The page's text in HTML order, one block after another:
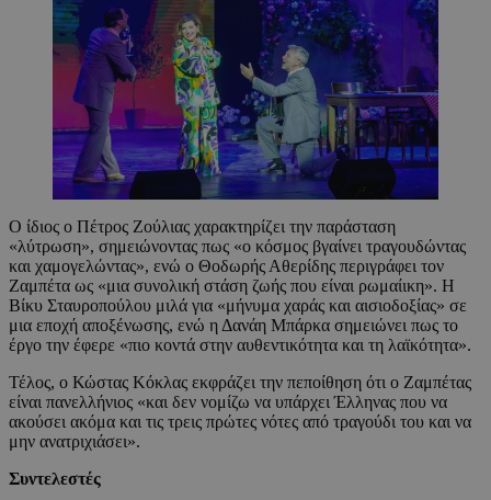
Ο ίδιος ο Πέτρος Ζούλιας χαρακτηρίζει την παράσταση
«λύτρωση», σημειώνοντας πως «ο κόσμος βγαίνει τραγουδώντας
και χαμογελώντας», ενώ ο Θοδωρής Αθερίδης περιγράφει τον
Ζαμπέτα ως «μια συνολική στάση ζωής που είναι ρωμαίικη». Η
Βίκυ Σταυροπούλου μιλά για «μήνυμα χαράς και αισιοδοξίας» σε
μια εποχή αποξένωσης, ενώ η Δανάη Μπάρκα σημειώνει πως το
έργο την έφερε «πιο κοντά στην αυθεντικότητα και τη λαϊκότητα».
Τέλος, ο Κώστας Κόκλας εκφράζει την πεποίθηση ότι ο Ζαμπέτας
είναι πανελλήνιος «και δεν νομίζω να υπάρχει Έλληνας που να
ακούσει ακόμα και τις τρεις πρώτες νότες από τραγούδι του και να
μην ανατριχιάσει».
Συντελεστές